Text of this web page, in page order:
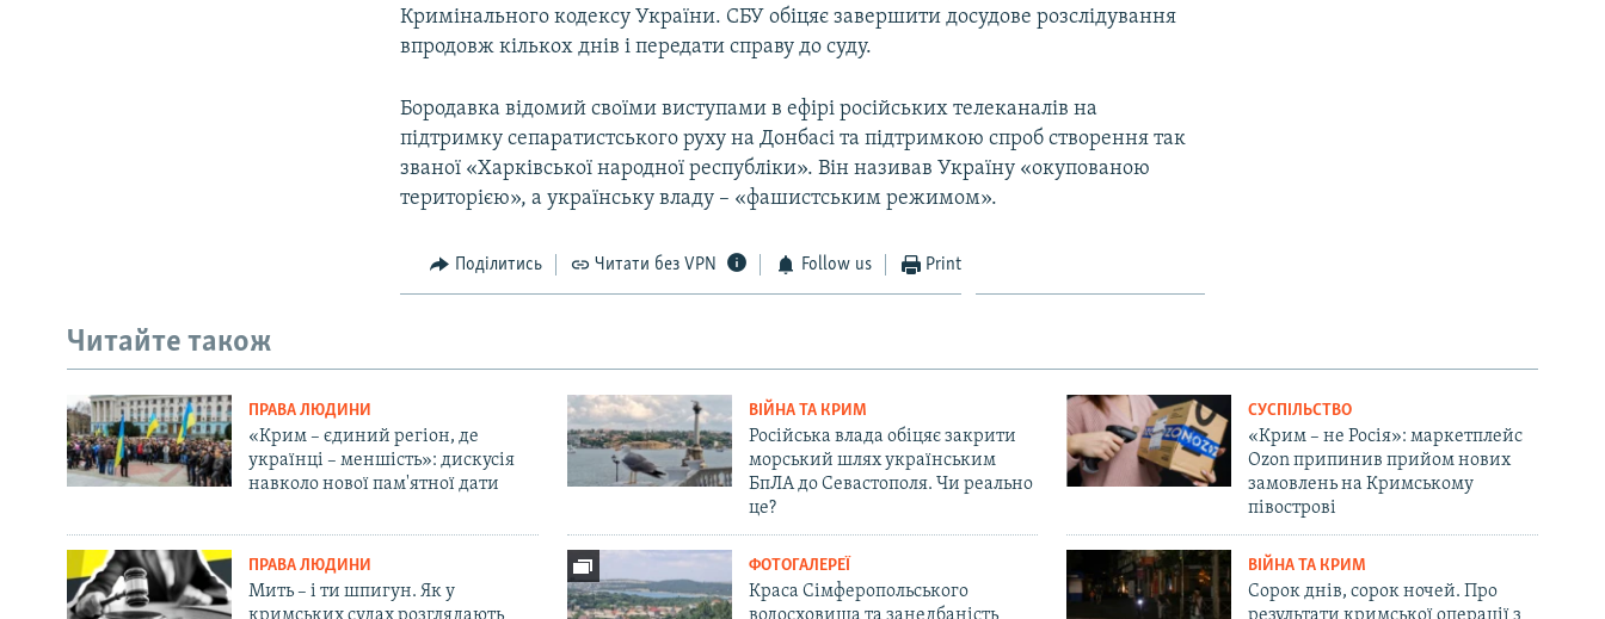
Кримінального кодексу України. СБУ обіцяє завершити досудове розслідування
впродовж кількох днів і передати справу до суду.
Бородавка відомий своїми виступами в ефірі російських телеканалів на
підтримку сепаратистського руху на Донбасі та підтримкою спроб створення так
званої «Харківської народної республіки». Він називав Україну «окупованою
територією», а українську владу – «фашистським режимом».
Поділитись Читати без VPN Follow us Print
Читайте також
ПРАВА ЛЮДИНИ
«Крим – єдиний регіон, де
українці – меншість»: дискусія
навколо нової пам'ятної дати
ВІЙНА ТА КРИМ
Російська влада обіцяє закрити
морський шлях українським
БпЛА до Севастополя. Чи реально
це?
СУСПІЛЬСТВО
«Крим – не Росія»: маркетплейс
Ozon припинив прийом нових
замовлень на Кримському
півострові
ПРАВА ЛЮДИНИ
Мить – і ти шпигун. Як у
кримських судах розглядають
ФОТОГАЛЕРЕЇ
Краса Сімферопольського
водосховища та занедбаність
ВІЙНА ТА КРИМ
Сорок днів, сорок ночей. Про
результати кримської операції з